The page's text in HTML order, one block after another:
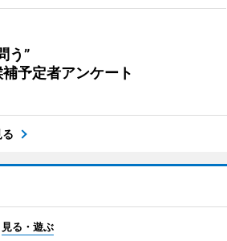
う”
予定者アンケート
見る・遊ぶ